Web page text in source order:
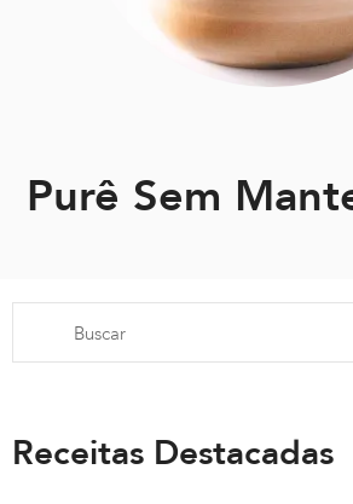
Purê Sem
Receitas Destacadas